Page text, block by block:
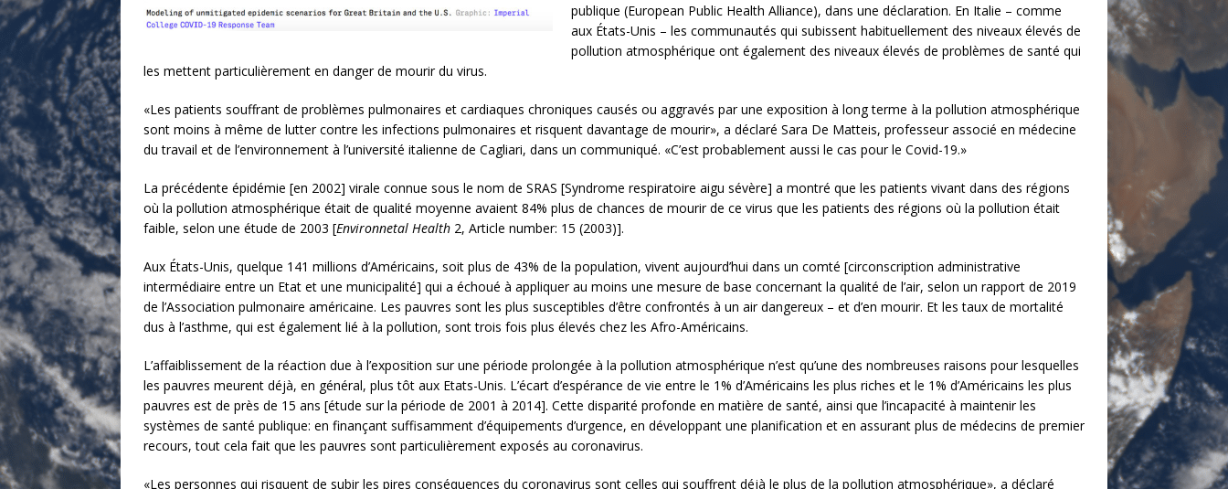
publique (European Public Health Alliance), dans une déclaration. En Italie – comme
aux États-Unis – les communautés qui subissent habituellement des niveaux élevés de
pollution atmosphérique ont également des niveaux élevés de problèmes de santé qui
les mettent particulièrement en danger de mourir du virus.
«Les patients souffrant de problèmes pulmonaires et cardiaques chroniques causés ou aggravés par une exposition à long terme à la pollution atmosphérique
sont moins à même de lutter contre les infections pulmonaires et risquent davantage de mourir», a déclaré Sara De Matteis, professeur associé en médecine
du travail et de l’environnement à l’université italienne de Cagliari, dans un communiqué. «C’est probablement aussi le cas pour le Covid-19.»
La précédente épidémie [en 2002] virale connue sous le nom de SRAS [Syndrome respiratoire aigu sévère] a montré que les patients vivant dans des régions
où la pollution atmosphérique était de qualité moyenne avaient 84% plus de chances de mourir de ce virus que les patients des régions où la pollution était
faible, selon une étude de 2003 [Environnetal Health 2, Article number: 15 (2003)].
Aux États-Unis, quelque 141 millions d’Américains, soit plus de 43% de la population, vivent aujourd’hui dans un comté [circonscription administrative
intermédiaire entre un Etat et une municipalité] qui a échoué à appliquer au moins une mesure de base concernant la qualité de l’air, selon un rapport de 2019
de l’Association pulmonaire américaine. Les pauvres sont les plus susceptibles d’être confrontés à un air dangereux – et d’en mourir. Et les taux de mortalité
dus à l’asthme, qui est également lié à la pollution, sont trois fois plus élevés chez les Afro-Américains.
L’affaiblissement de la réaction due à l’exposition sur une période prolongée à la pollution atmosphérique n’est qu’une des nombreuses raisons pour lesquelles
les pauvres meurent déjà, en général, plus tôt aux Etats-Unis. L’écart d’espérance de vie entre le 1% d’Américains les plus riches et le 1% d’Américains les plus
pauvres est de près de 15 ans [étude sur la période de 2001 à 2014]. Cette disparité profonde en matière de santé, ainsi que l’incapacité à maintenir les
systèmes de santé publique: en finançant suffisamment d’équipements d’urgence, en développant une planification et en assurant plus de médecins de premier
recours, tout cela fait que les pauvres sont particulièrement exposés au coronavirus.
«Les personnes qui risquent de subir les pires conséquences du coronavirus sont celles qui souffrent déjà le plus de la pollution atmosphérique», a déclaré